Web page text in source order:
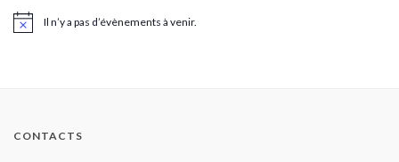
NoticeIl n’y a pas d’évènements à venir.
CONTACTS